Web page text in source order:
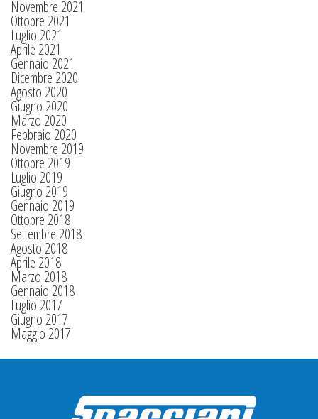
Novembre 2021
Ottobre 2021
Luglio 2021
Aprile 2021
Gennaio 2021
Dicembre 2020
Agosto 2020
Giugno 2020
Marzo 2020
Febbraio 2020
Novembre 2019
Ottobre 2019
Luglio 2019
Giugno 2019
Gennaio 2019
Ottobre 2018
Settembre 2018
Agosto 2018
Aprile 2018
Marzo 2018
Gennaio 2018
Luglio 2017
Giugno 2017
Maggio 2017